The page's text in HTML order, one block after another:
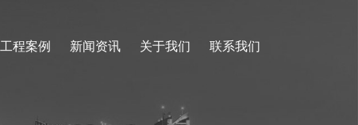
工程案例 新闻资讯 关于我们 联系我们